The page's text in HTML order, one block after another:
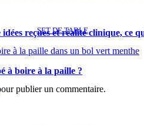
SET DE TABLE
reçues et réalité clinique, ce
à boire à la paille ?
publier un commentaire.